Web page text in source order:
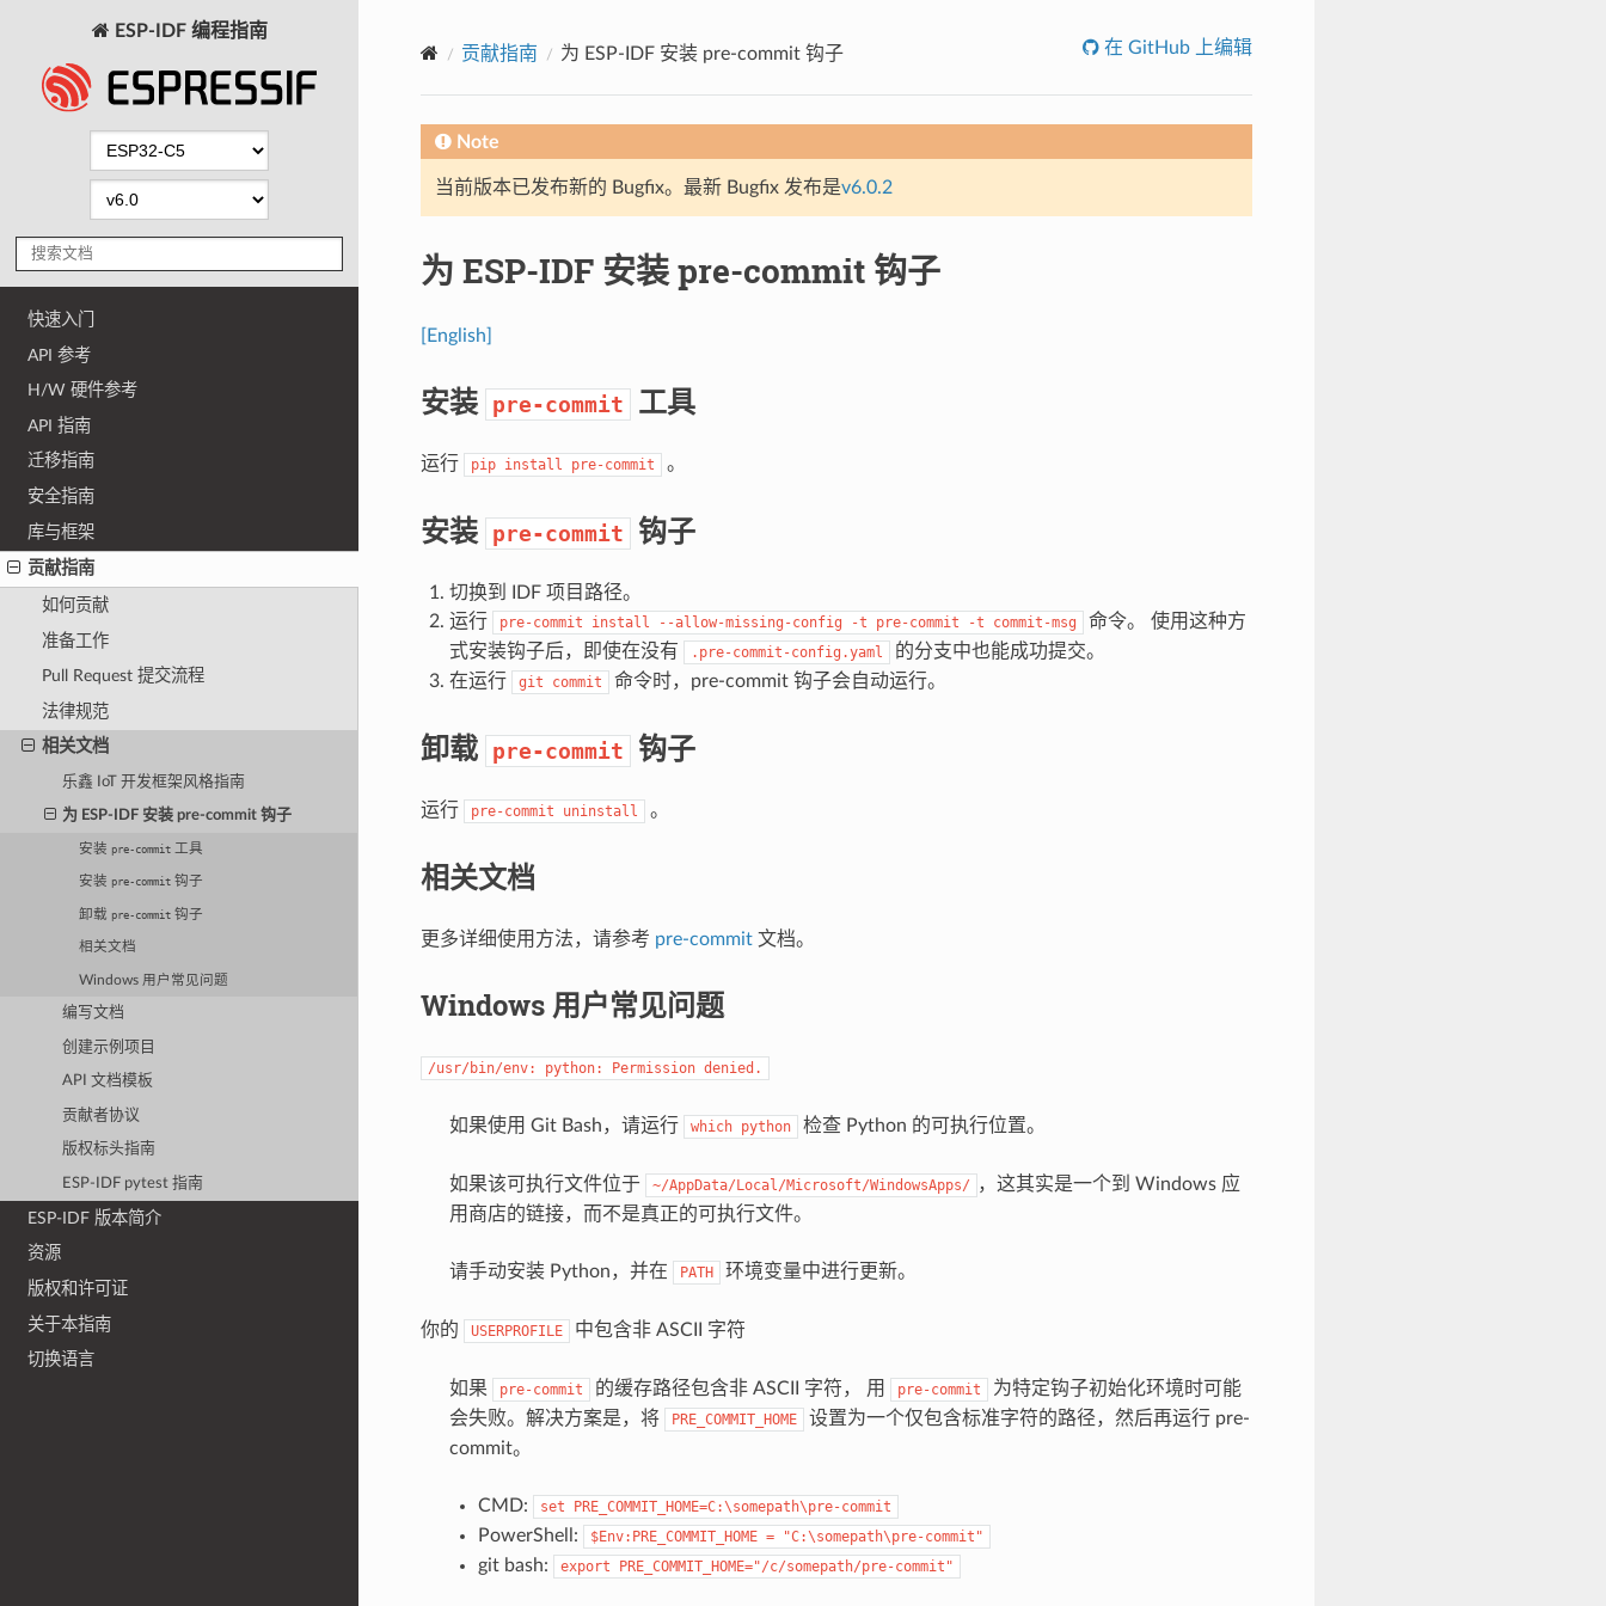
ESP-IDF 编程指南
快速入门
API 参考
H/W 硬件参考
API 指南
迁移指南
安全指南
库与框架
贡献指南
如何贡献
准备工作
Pull Request 提交流程
法律规范
相关文档
乐鑫 IoT 开发框架风格指南
为 ESP-IDF 安装 pre-commit 钩子
安装 pre-commit 工具
安装 pre-commit 钩子
卸载 pre-commit 钩子
相关文档
Windows 用户常见问题
编写文档
创建示例项目
API 文档模板
贡献者协议
版权标头指南
ESP-IDF pytest 指南
ESP-IDF 版本简介
资源
版权和许可证
关于本指南
切换语言
贡献指南 为 ESP-IDF 安装 pre-commit 钩子 在 GitHub 上编辑
Note
当前版本已发布新的 Bugfix。最新 Bugfix 发布是v6.0.2
为 ESP-IDF 安装 pre-commit 钩子
[English]
安装 pre-commit 工具
运行 pip install pre-commit 。
安装 pre-commit 钩子
切换到 IDF 项目路径。
运行
pre-commit install --allow-missing-config -t pre-commit -t commit-msg
命令。 使用这种方
式安装钩子后，即使在没有
.pre-commit-config.yaml
的分支中也能成功提交。
在运行
git commit 命令时，pre-commit 钩子会自动运行。
卸载 pre-commit 钩子
运行 pre-commit uninstall 。
相关文档
更多详细使用方法，请参考 pre-commit文档。
Windows 用户常见问题
/usr/bin/env: python: Permission denied.
如果使用 Git Bash，请运行 which python 检查 Python 的可执行位置。
如果该可执行文件位于 ~/AppData/Local/Microsoft/WindowsApps/
，这其实是一个到 Windows 应
用商店的链接，而不是真正的可执行文件。
请手动安装 Python，并在 PATH 环境变量中进行更新。
你的 USERPROFILE 中包含非 ASCII 字符
如果 pre-commit 的缓存路径包含非 ASCII 字符， 用 pre-commit
为特定钩子初始化环境时可能
会失败。解决方案是，将
PRE_COMMIT_HOME
设置为一个仅包含标准字符的路径，然后再运行 pre-
commit。
CMD: set PRE_COMMIT_HOME=C:\somepath\pre-commit
PowerShell: $Env:PRE_COMMIT_HOME = "C:\somepath\pre-commit"
git bash: export PRE_COMMIT_HOME="/c/somepath/pre-commit"